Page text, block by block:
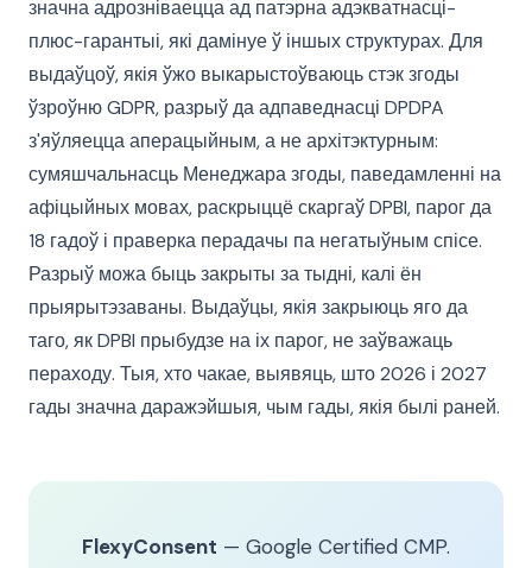
значна адрозніваецца ад патэрна адэкватнасці-
плюс-гарантыі, які дамінуе ў іншых структурах. Для
выдаўцоў, якія ўжо выкарыстоўваюць стэк згоды
ўзроўню GDPR, разрыў да адпаведнасці DPDPA
з'яўляецца аперацыйным, а не архітэктурным:
сумяшчальнасць Менеджара згоды, паведамленні на
афіцыйных мовах, раскрыццё скаргаў DPBI, парог да
18 гадоў і праверка перадачы па негатыўным спісе.
Разрыў можа быць закрыты за тыдні, калі ён
прыярытэзаваны. Выдаўцы, якія закрыюць яго да
таго, як DPBI прыбудзе на іх парог, не заўважаць
пераходу. Тыя, хто чакае, выявяць, што 2026 і 2027
гады значна даражэйшыя, чым гады, якія былі раней.
FlexyConsent — Google Certified CMP.